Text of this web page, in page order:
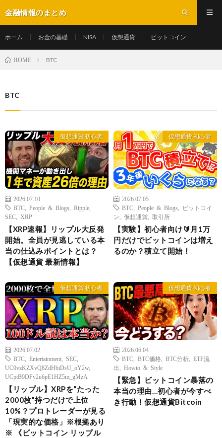
金融情報のまとめ
ホーム お金の基礎 NISA 仮想通貨 ビットコイン
HOME BTC
BTC
仮想通貨 初心者
2026.07.10
BTC
People & Blogs Ripple
SEC
XRP
【XRP速報】リップル大反発
開始。全員が見逃している本
当の仕込みポイントとは？
【仮想通貨 最新情報】
仮想通貨 初心者
2026.07.05
BTC
People & Blogs
ビットコイ
ン
仮想通貨 取引所
【実験】初心者向け🔰月1万
円だけでビットコインは増え
るのか？積立て開始！
仮想通貨 初心者
2026.07.02
BTC
Entertainment SEC
UC0vzKZXvQ8ZdHbiDsU_oY2w,
UCptB9DFy2u6pE1HZ5m_gMzA
【リップル】XRPを“たった
2000枚”持つだけで上位
10%？プロトレーダーが見る
「現実的な価格」※根拠あり
※ 《ビットコイン リップル
仮想通貨 初心者
2026.06.04
BTC
BTC価格 BTC分析
ETF流
出
Howto & Style
【緊急】ビットコイン暴落の
本当の理由…初心者が今すべ
き行動！仮想通貨Bitcoin